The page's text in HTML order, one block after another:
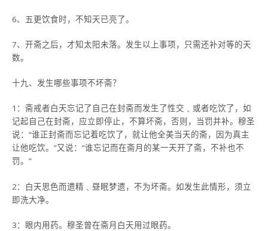
6、五更饮食时，不知天已亮了。
7、开斋之后，才知太阳未落。发生以上事项，只需还补对等的天
数。
十九、发生哪些事项不坏斋？
1：斋戒者白天忘记了自己在封斋而发生了性交﹑或者吃饮了，如
记起自己在封斋，应立即停止，不算坏斋，否则，当罚并补。穆圣
说：“谁正封斋而忘记着吃饮了，就让他全美当天的斋，因为真主
让他吃饮。”又说：“谁忘记而在斋月的某一天开了斋，不补也不
罚。”
2：白天思色而遗精﹑昼眠梦遗，不为坏斋。如发生此情形，须立
即洗大净。
3：眼内用药。穆圣曾在斋月白天用过眼药。